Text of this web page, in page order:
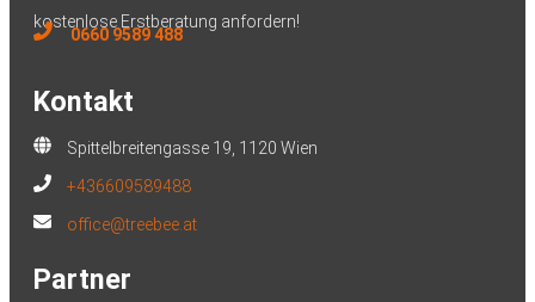
kostenlose Erstberatung anfordern!
0660 9589 488
Kontakt
Spittelbreitengasse 19, 1120 Wien
+436609589488
office@treebee.at
Partner